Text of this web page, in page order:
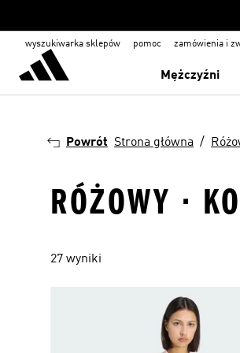
wyszukiwarka sklepów pomoc zamówienia i
Mężczyźni
Powrót Strona główna
RÓŻOWY ·
27 wyniki